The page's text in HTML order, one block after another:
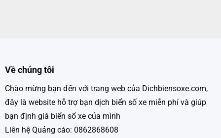
Về chúng tôi
Chào mừng bạn đến với trang web của Dichbiensoxe.com,
đây là website hỗ trợ bạn dịch biển số xe miễn phí và giúp
bạn định giá biển số xe của mình
Liên hệ Quảng cáo: 0862868608